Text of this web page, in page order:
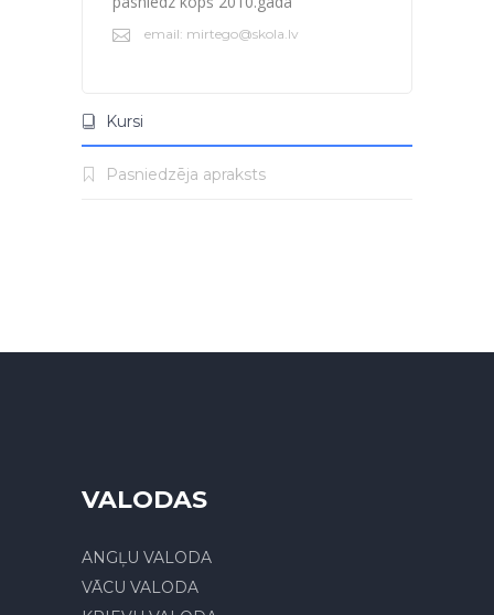
email: mirtego@skola.lv
Kursi
Pasniedzēja apraksts
VALODAS
ANGĻU VALODA
VĀCU VALODA